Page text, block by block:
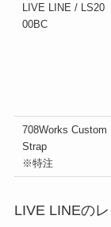
LIVE LINE / LS20
00BC
708Works Custom
Strap
※特注
LIVE LINEの